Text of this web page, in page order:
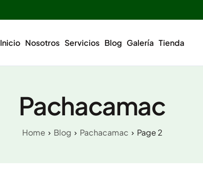
Inicio Nosotros Servicios Blog Galería Tienda
Pachacamac
Home Blog Pachacamac Page 2